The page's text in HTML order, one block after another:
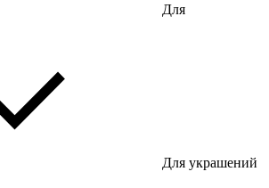
Для
Для украшений